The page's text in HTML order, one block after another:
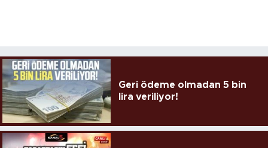
Geri ödeme olmadan 5 bin
lira veriliyor!